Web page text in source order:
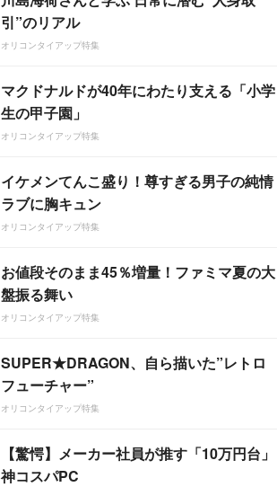
引”のリアル
オリコンタイアップ特集
マクドナルドが40年にわたり支える「小学
生の甲子園」
オリコンタイアップ特集
イケメンてんこ盛り！尊すぎる男子の純情
ラブに胸キュン
オリコンタイアップ特集
お値段そのまま45％増量！ファミマ夏の大
盤振る舞い
オリコンタイアップ特集
SUPER★DRAGON、自ら描いた”レトロ
フューチャー”
オリコンタイアップ特集
【驚愕】メーカー社員が推す「10万円台」
神コスパPC